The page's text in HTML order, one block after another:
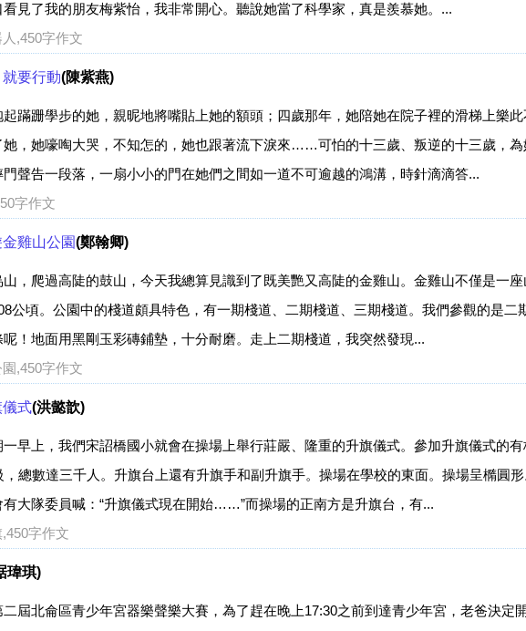
見了我的朋友梅紫怡，我非常開心。聽說她當了科學家，真是羨慕她。...
,450字作文
要行動(陳紫燕)
蹣跚學步的她，親昵地將嘴貼上她的額頭；四歲那年，她陪她在院子裡的滑梯上樂
她，她嚎啕大哭，不知怎的，她也跟著流下淚來……可怕的十三歲、叛逆的十三歲，
聲告一段落，一扇小小的門在她們之間如一道不可逾越的鴻溝，時針滴滴答...
字作文
雞山公園(鄭翰卿)
，爬過高陡的鼓山，今天我總算見識到了既美艷又高陡的金雞山。金雞山不僅是一
公頃。公園中的棧道頗具特色，有一期棧道、二期棧道、三期棧道。我們參觀的是二
！地面用黑剛玉彩磚鋪墊，十分耐磨。走上二期棧道，我突然發現...
,450字作文
儀式(洪懿歆)
早上，我們宋詔橋國小就會在操場上舉行莊嚴、隆重的升旗儀式。參加升旗儀式的
，總數達三千人。升旗台上還有升旗手和副升旗手。操場在學校的東面。操場呈橢圓
有大隊委員喊：“升旗儀式現在開始……”而操場的正南方是升旗台，有...
字作文
瑋琪)
屆北侖區青少年宮器樂聲樂大賽，為了趕在晚上17:30之前到達青少年宮，老爸決定